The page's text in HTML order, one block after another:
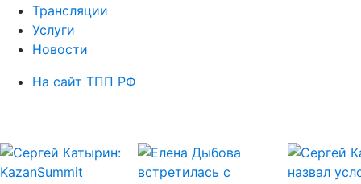
Трансляции
Услуги
Новости
На сайт ТПП РФ